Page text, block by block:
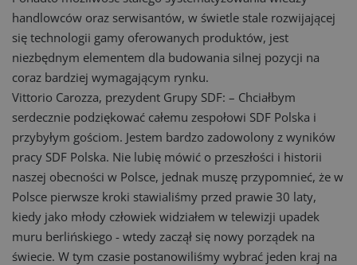
handlowców oraz serwisantów, w świetle stale rozwijającej
się technologii gamy oferowanych produktów, jest
niezbędnym elementem dla budowania silnej pozycji na
coraz bardziej wymagającym rynku.
Vittorio Carozza, prezydent Grupy SDF: – Chciałbym
serdecznie podziękować całemu zespołowi SDF Polska i
przybyłym gościom. Jestem bardzo zadowolony z wyników
pracy SDF Polska. Nie lubię mówić o przeszłości i historii
naszej obecności w Polsce, jednak muszę przypomnieć, że w
Polsce pierwsze kroki stawialiśmy przed prawie 30 laty,
kiedy jako młody człowiek widziałem w telewizji upadek
muru berlińskiego - wtedy zaczął się nowy porządek na
świecie. W tym czasie postanowiliśmy wybrać jeden kraj na